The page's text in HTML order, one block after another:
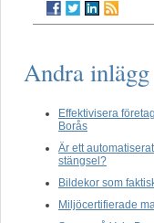
Andra inlägg
Effektivisera
Borås
Är ett
stängsel?
Bildekor som
Miljöcertifierade